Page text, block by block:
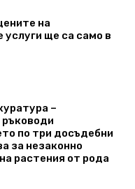
на
услуги ще са само в
–
ръководи
по три досъдебни
за незаконно
растения от рода